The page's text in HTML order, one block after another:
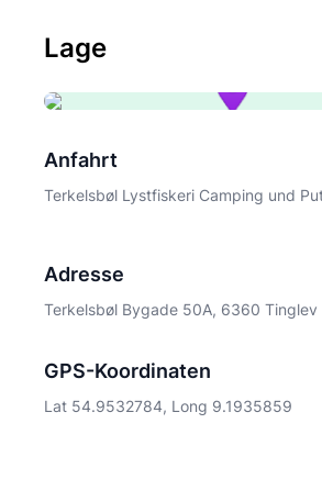
Lage
Anfahrt
Terkelsbøl Lystfiskeri Camping und
Adresse
Terkelsbøl Bygade 50A, 6360 Tinglev
GPS-Koordinaten
Lat 54.9532784, Long 9.1935859